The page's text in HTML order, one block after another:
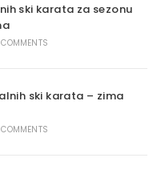
ski karata za sezonu
ski karata – zima